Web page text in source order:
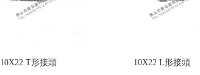
10X22 T形接頭 10X22 L形接頭